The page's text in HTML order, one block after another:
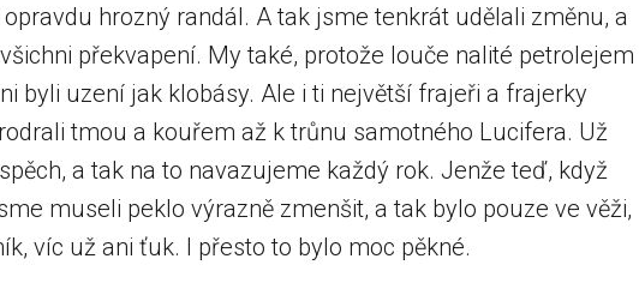
hrozný randál. A tak jsme tenkrát udělali změnu, a
překvapení. My také, protože louče nalité petrolejem
byli uzení jak klobásy. Ale i ti největší frajeři a frajerky
tmou a kouřem až k trůnu samotného Lucifera. Už
a tak na to navazujeme každý rok. Jenže teď, když
museli peklo výrazně zmenšit, a tak bylo pouze ve věži,
víc už ani ťuk. I přesto to bylo moc pěkné.